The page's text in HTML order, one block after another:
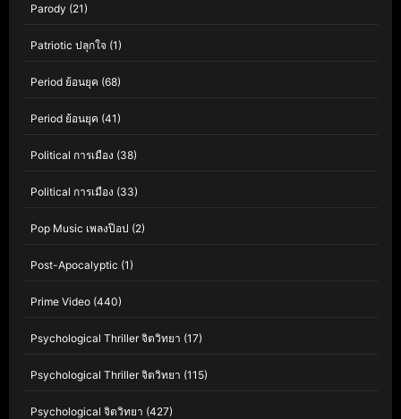
Parody (21)
Patriotic ปลุกใจ (1)
Period ย้อนยุค (68)
Period ย้อนยุค (41)
Political การเมือง (38)
Political การเมือง (33)
Pop Music เพลงป๊อป (2)
Post-Apocalyptic (1)
Prime Video (440)
Psychological Thriller จิตวิทยา (17)
Psychological Thriller จิตวิทยา (115)
Psychological จิตวิทยา (427)